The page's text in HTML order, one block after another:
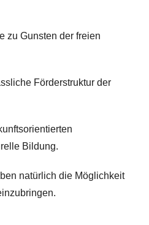
zu Gunsten der freien
Förderstruktur der
Bildung.
natürlich die Möglichkeit